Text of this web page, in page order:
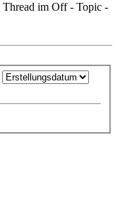
Thread im Off - Topic -